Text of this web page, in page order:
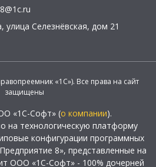
, улица Селезнёвская, дом 21
«1С»). Все права на сайт
защищены
«1С-Софт» (о компании).
на технологическую платформу
конфигурации программных
8», представленные на
ООО «1С-Софт» - 100% дочерней